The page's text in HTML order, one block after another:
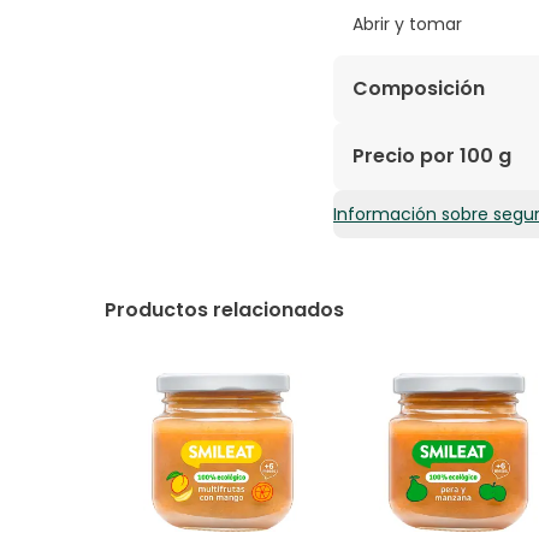
Abrir y tomar
Composición
Manzana, Zanahoria,
Precio por 100 g
1,84€ / 100 g
Información sobre
Productos relacionados